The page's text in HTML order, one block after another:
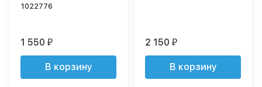
1022776
1 550₽
В корзину
2 150₽
В корзину